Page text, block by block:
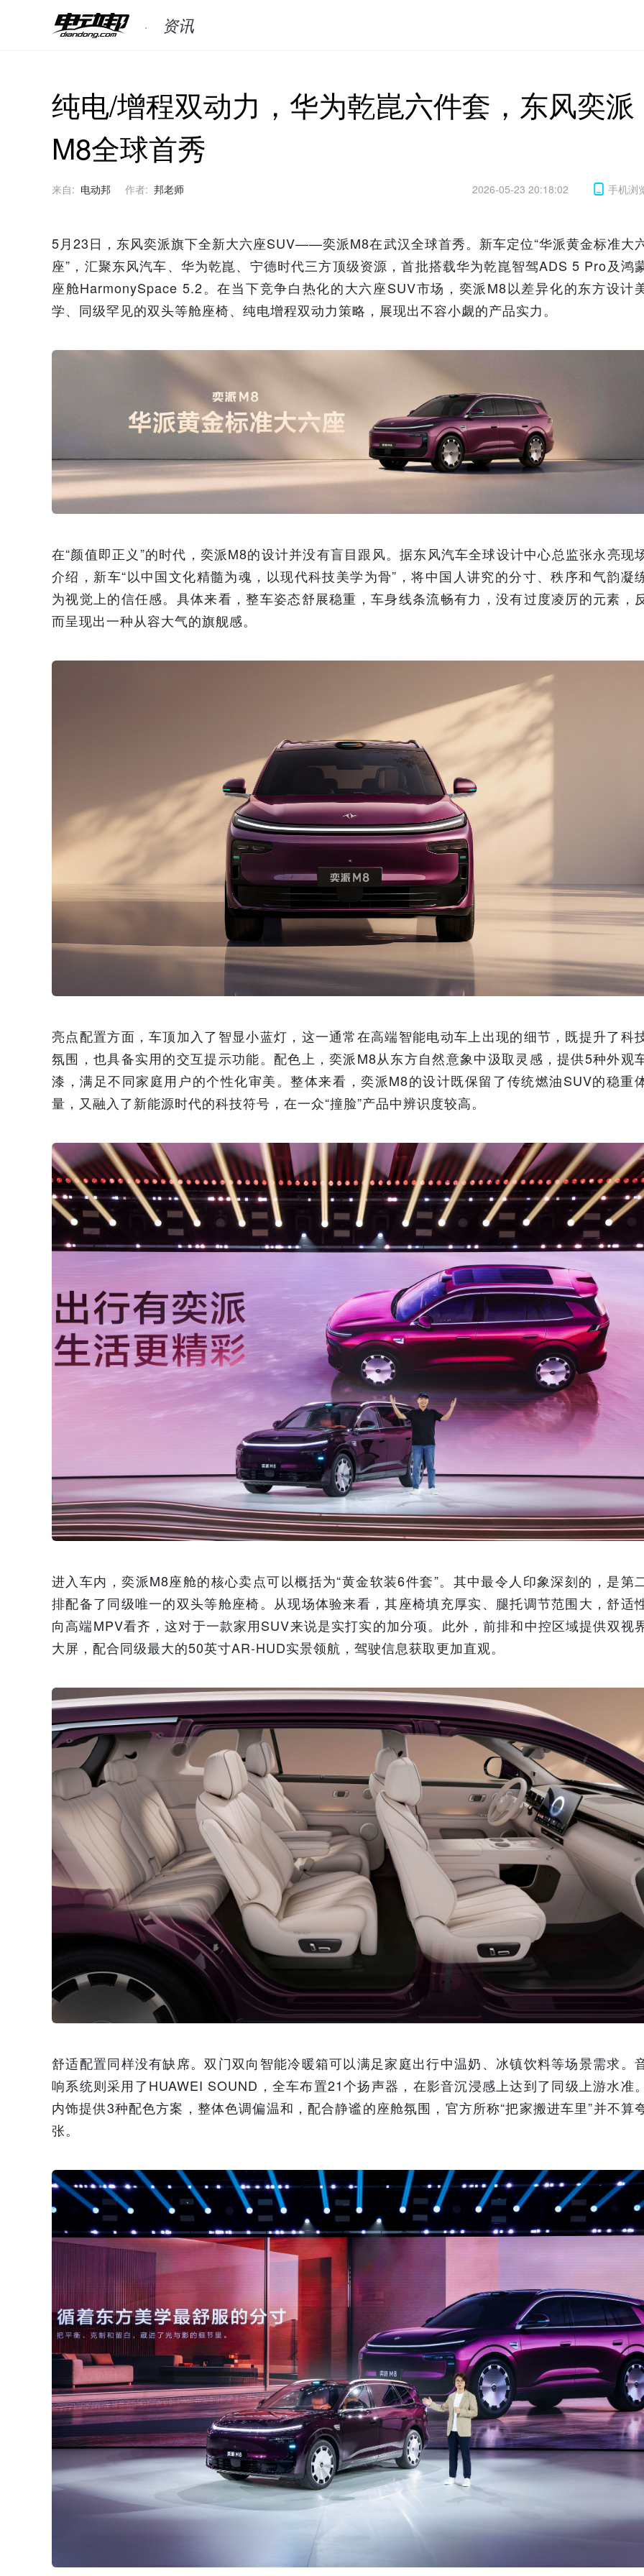
资讯
纯电/增程双动力，华为乾崑六件套，东风奕派
M8全球首秀
来自: 电动邦 作者: 邦老师 2026-05-23 20:18:02 手机浏
5月23日，东风奕派旗下全新大六座SUV——奕派M8在武汉全球首秀。新车定位“华派黄金标准大
座”，汇聚东风汽车、华为乾崑、宁德时代三方顶级资源，首批搭载华为乾崑智驾ADS 5 Pro及鸿
座舱HarmonySpace 5.2。在当下竞争白热化的大六座SUV市场，奕派M8以差异化的东方设计
学、同级罕见的双头等舱座椅、纯电增程双动力策略，展现出不容小觑的产品实力。
在“颜值即正义”的时代，奕派M8的设计并没有盲目跟风。据东风汽车全球设计中心总监张永亮现
介绍，新车“以中国文化精髓为魂，以现代科技美学为骨”，将中国人讲究的分寸、秩序和气韵凝
为视觉上的信任感。具体来看，整车姿态舒展稳重，车身线条流畅有力，没有过度凌厉的元素，
而呈现出一种从容大气的旗舰感。
亮点配置方面，车顶加入了智显小蓝灯，这一通常在高端智能电动车上出现的细节，既提升了科
氛围，也具备实用的交互提示功能。配色上，奕派M8从东方自然意象中汲取灵感，提供5种外观
漆，满足不同家庭用户的个性化审美。整体来看，奕派M8的设计既保留了传统燃油SUV的稳重
量，又融入了新能源时代的科技符号，在一众“撞脸”产品中辨识度较高。
进入车内，奕派M8座舱的核心卖点可以概括为“黄金软装6件套”。其中最令人印象深刻的，是第
排配备了同级唯一的双头等舱座椅。从现场体验来看，其座椅填充厚实、腿托调节范围大，舒适
向高端MPV看齐，这对于一款家用SUV来说是实打实的加分项。此外，前排和中控区域提供双视
大屏，配合同级最大的50英寸AR-HUD实景领航，驾驶信息获取更加直观。
舒适配置同样没有缺席。双门双向智能冷暖箱可以满足家庭出行中温奶、冰镇饮料等场景需求。
响系统则采用了HUAWEI SOUND，全车布置21个扬声器，在影音沉浸感上达到了同级上游水准
内饰提供3种配色方案，整体色调偏温和，配合静谧的座舱氛围，官方所称“把家搬进车里”并不算
张。